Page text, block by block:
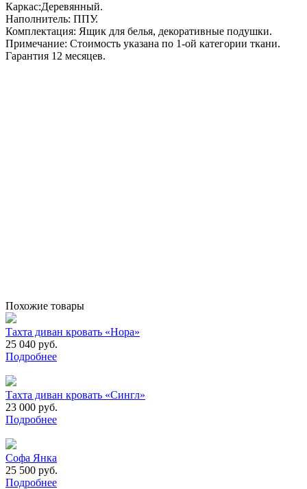
Каркас:Деревянный.
Наполнитель: ППУ.
Комплектация: Ящик для белья, декоративные подушки.
Примечание: Стоимость указана по 1-ой категории ткани.
Гарантия 12 месяцев.
Похожие товары
Тахта диван кровать «Нора»
25 040 руб.
Подробнее
Тахта диван кровать «Сингл»
23 000 руб.
Подробнее
Софа Янка
25 500 руб.
Подробнее